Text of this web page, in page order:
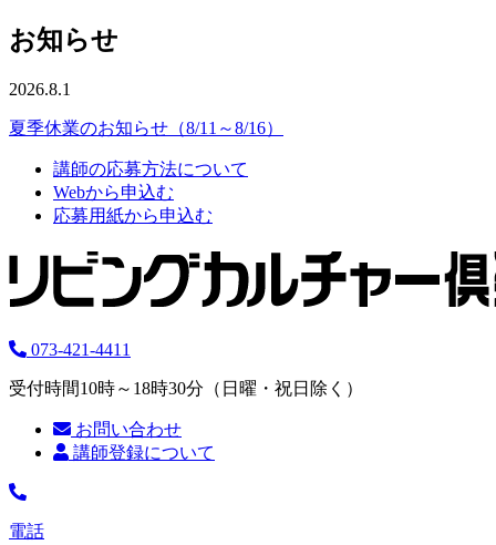
お知らせ
2026.8.1
夏季休業のお知らせ（8/11～8/16）
講師の応募方法について
Webから申込む
応募用紙から申込む
073-421-4411
受付時間10時～18時30分（日曜・祝日除く）
お問い合わせ
講師登録について
電話